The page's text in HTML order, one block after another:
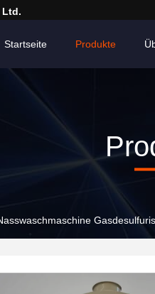
Ltd.
Startseite Produkte